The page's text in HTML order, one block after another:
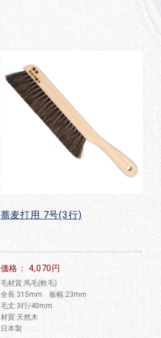
蕎麦打用 7号(3行)
価格： 4,070円
毛材質:馬毛(軟毛)
全長:315mm 板幅:23mm
毛丈:3行/40mm
材質:天然木
日本製